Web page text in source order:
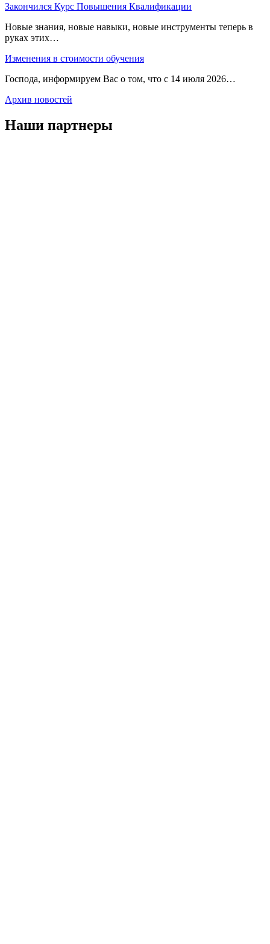
Закончился Курс Повышения Квалификации
Новые знания, новые навыки, новые инструменты теперь в
руках этих…
Изменения в стоимости обучения
Господа, информируем Вас о том, что с 14 июля 2026…
Архив новостей
Наши партнеры